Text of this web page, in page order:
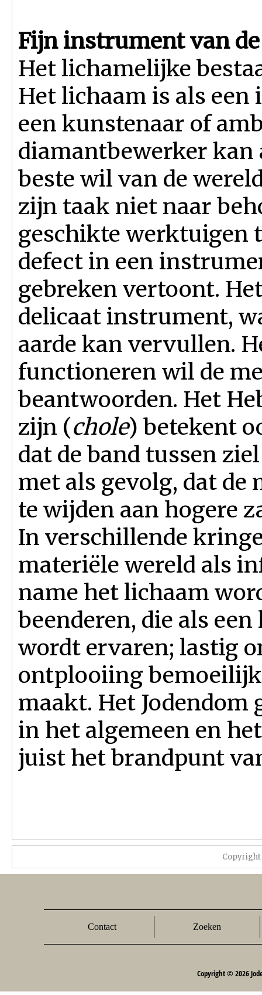
Fijn instrument van
Het lichamelijke
Het lichaam is als
een kunstenaar of
diamantbewerker kan
beste wil van de
zijn taak niet naar
geschikte werktuigen
defect in een
gebreken vertoont.
delicaat instrument,
aarde kan vervullen.
functioneren wil de
beantwoorden. Het
zijn (chole) betekent
dat de band tussen
met als gevolg, dat
te wijden aan hogere
In verschillende
materiële wereld als
name het lichaam
beenderen, die als
wordt ervaren; lastig
ontplooiing
maakt. Het Jodendom
in het algemeen en
juist het brandpunt
Contact Zoeken
Copyright © 2026